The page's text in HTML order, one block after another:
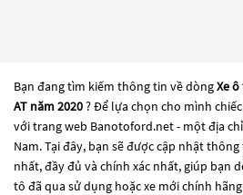
Bạn đang tìm kiếm thông tin về dòngXe
AT năm 2020? Để lựa chọn cho mình
với trang web Banotoford.net - một địa
Nam. Tại đây, bạn sẽ được cập nhật
nhất, đầy đủ và chính xác nhất, giúp bạn
tô đã qua sử dụng hoặc xe mới chính